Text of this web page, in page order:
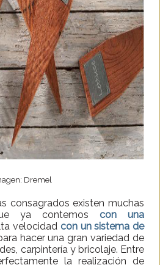
Dremel
consagrados existen muchas
ya contemos con una
velocidad con un sistema de
hacer una gran variedad de
carpintería y bricolaje. Entre
la realización de